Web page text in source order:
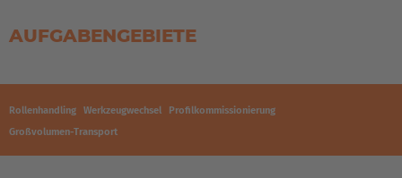
AUFGABENGEBIETE
Rollenhandling Werkzeugwechsel
Profilkommissionierung
Großvolumen-Transport